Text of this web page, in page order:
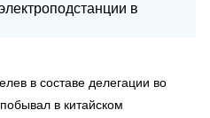
в составе делегации во
в китайском